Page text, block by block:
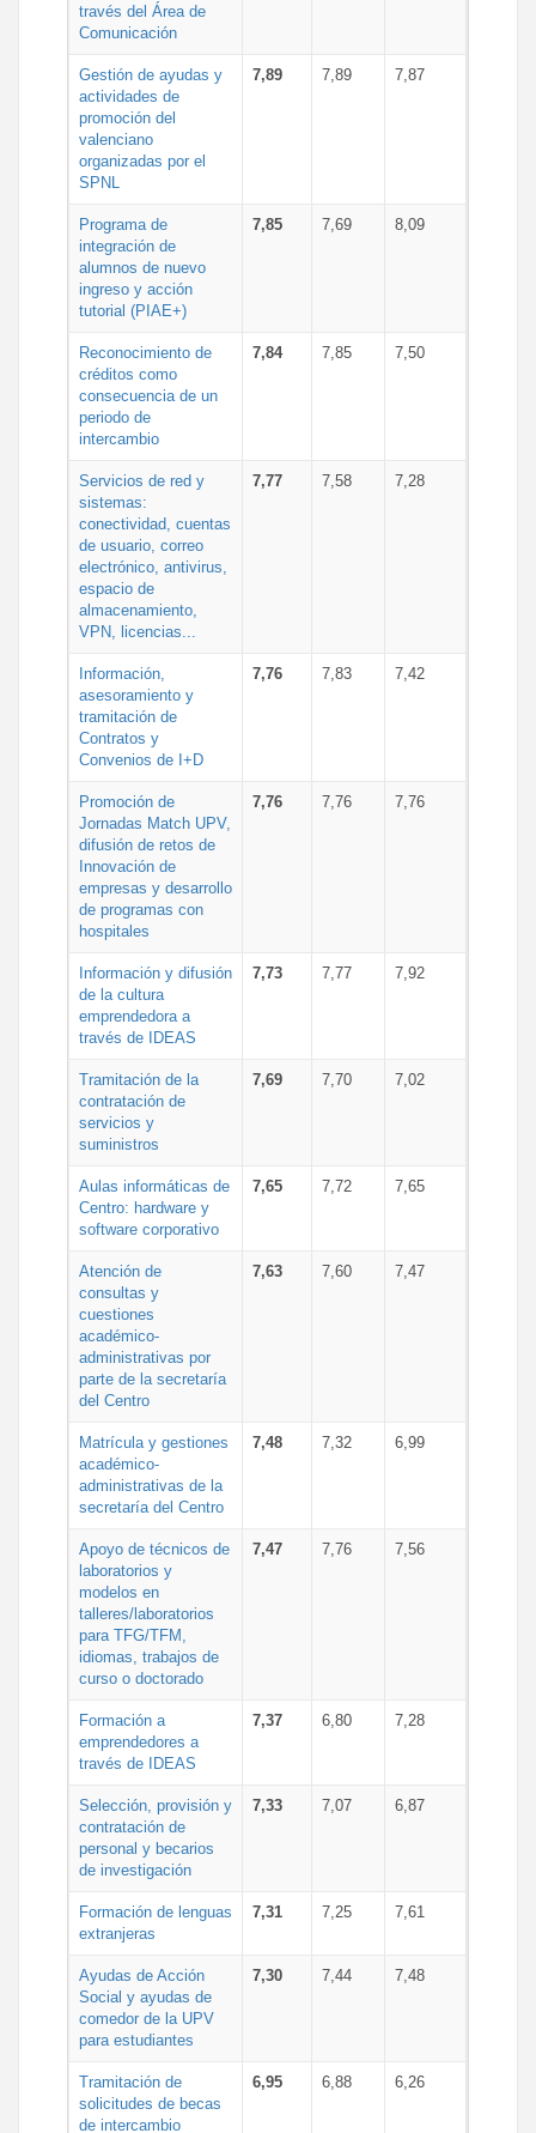
través del Área de
Comunicación
Gestión de ayudas y
actividades de
promoción del
valenciano
organizadas por el
SPNL
7,89 7,89 7,87
Programa de
integración de
alumnos de nuevo
ingreso y acción
tutorial (PIAE+)
7,85 7,69 8,09
Reconocimiento de
créditos como
consecuencia de un
periodo de
intercambio
7,84 7,85 7,50
Servicios de red y
sistemas:
conectividad, cuentas
de usuario, correo
electrónico, antivirus,
espacio de
almacenamiento,
VPN, licencias...
7,77 7,58 7,28
Información,
asesoramiento y
tramitación de
Contratos y
Convenios de I+D
7,76 7,83 7,42
Promoción de
Jornadas Match UPV,
difusión de retos de
Innovación de
empresas y desarrollo
de programas con
hospitales
7,76 7,76 7,76
Información y difusión
de la cultura
emprendedora a
través de IDEAS
7,73 7,77 7,92
Tramitación de la
contratación de
servicios y
suministros
7,69 7,70 7,02
Aulas informáticas de
Centro: hardware y
software corporativo
7,65 7,72 7,65
Atención de
consultas y
cuestiones
académico-
administrativas por
parte de la secretaría
del Centro
7,63 7,60 7,47
Matrícula y gestiones
académico-
administrativas de la
secretaría del Centro
7,48 7,32 6,99
Apoyo de técnicos de
laboratorios y
modelos en
talleres/laboratorios
para TFG/TFM,
idiomas, trabajos de
curso o doctorado
7,47 7,76 7,56
Formación a
emprendedores a
través de IDEAS
7,37 6,80 7,28
Selección, provisión y
contratación de
personal y becarios
de investigación
7,33 7,07 6,87
Formación de lenguas
extranjeras
7,31 7,25 7,61
Ayudas de Acción
Social y ayudas de
comedor de la UPV
para estudiantes
7,30 7,44 7,48
Tramitación de
solicitudes de becas
de intercambio
6,95 6,88 6,26